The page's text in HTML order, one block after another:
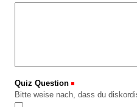
Quiz Question
Bitte weise nach, dass du